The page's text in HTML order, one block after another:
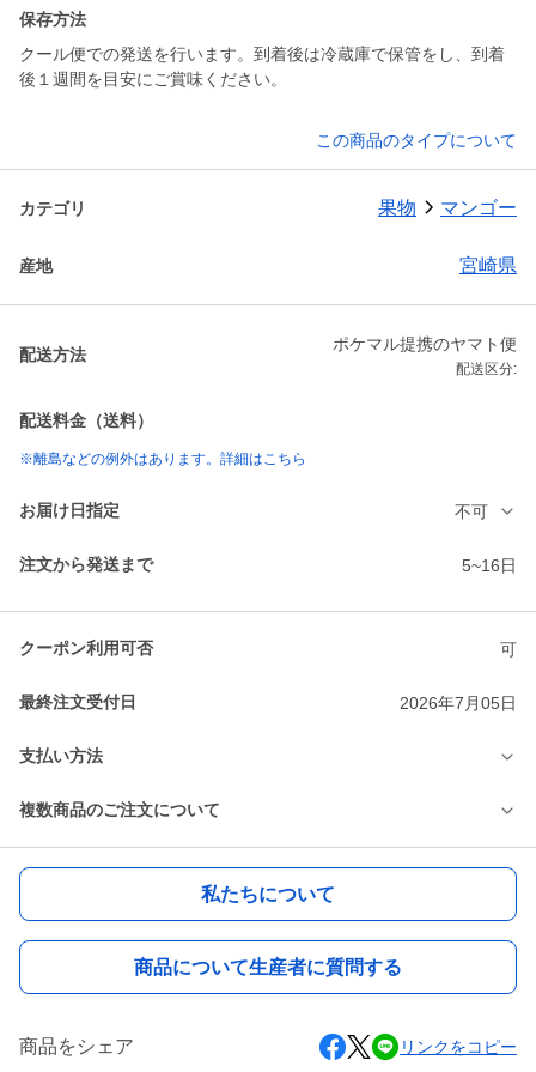
保存方法
クール便での発送を行います。到着後は冷蔵庫で保管をし、到着
後１週間を目安にご賞味ください。
この商品のタイプについて
カテゴリ 果物 マンゴー
産地 宮崎県
配送方法
ポケマル提携のヤマト便
配送区分:
配送料金（送料）
※離島などの例外はあります。詳細はこちら
お届け日指定 不可
注文から発送まで 5~16日
クーポン利用可否 可
最終注文受付日 2026年7月05日
支払い方法
複数商品のご注文について
私たちについて
商品について生産者に質問する
商品をシェア リンクをコピー